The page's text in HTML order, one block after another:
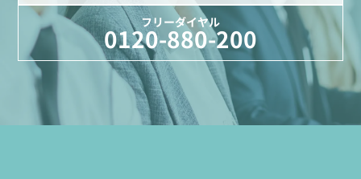
フリーダイヤル
0120-880-200